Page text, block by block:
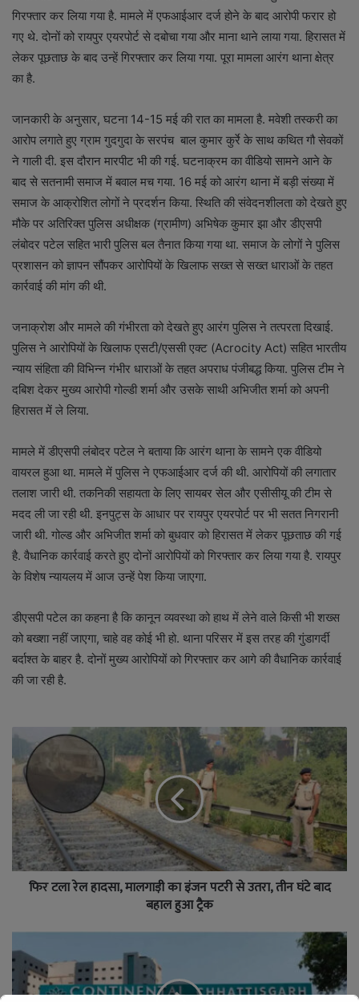
गिरफ्तार कर लिया गया है. मामले में एफआईआर दर्ज होने के बाद आरोपी फरार हो
गए थे. दोनों को रायपुर एयरपोर्ट से दबोचा गया और माना थाने लाया गया. हिरासत में
लेकर पूछताछ के बाद उन्हें गिरफ्तार कर लिया गया. पूरा मामला आरंग थाना क्षेत्र
का है.
जानकारी के अनुसार, घटना 14-15 मई की रात का मामला है. मवेशी तस्करी का
आरोप लगाते हुए ग्राम गुदगुदा के सरपंच बाल कुमार कुर्रे के साथ कथित गौ सेवकों
ने गाली दी. इस दौरान मारपीट भी की गई. घटनाक्रम का वीडियो सामने आने के
बाद से सतनामी समाज में बवाल मच गया. 16 मई को आरंग थाना में बड़ी संख्या में
समाज के आक्रोशित लोगों ने प्रदर्शन किया. स्थिति की संवेदनशीलता को देखते हुए
मौके पर अतिरिक्त पुलिस अधीक्षक (ग्रामीण) अभिषेक कुमार झा और डीएसपी
लंबोदर पटेल सहित भारी पुलिस बल तैनात किया गया था. समाज के लोगों ने पुलिस
प्रशासन को ज्ञापन सौंपकर आरोपियों के खिलाफ सख्त से सख्त धाराओं के तहत
कार्रवाई की मांग की थी.
जनाक्रोश और मामले की गंभीरता को देखते हुए आरंग पुलिस ने तत्परता दिखाई.
पुलिस ने आरोपियों के खिलाफ एसटी/एससी एक्ट (Acrocity Act) सहित भारतीय
न्याय संहिता की विभिन्न गंभीर धाराओं के तहत अपराध पंजीबद्ध किया. पुलिस टीम ने
दबिश देकर मुख्य आरोपी गोल्डी शर्मा और उसके साथी अभिजीत शर्मा को अपनी
हिरासत में ले लिया.
मामले में डीएसपी लंबोदर पटेल ने बताया कि आरंग थाना के सामने एक वीडियो
वायरल हुआ था. मामले में पुलिस ने एफआईआर दर्ज की थी. आरोपियों की लगातार
तलाश जारी थी. तकनिकी सहायता के लिए सायबर सेल और एसीसीयू की टीम से
मदद ली जा रही थी. इनपुट्स के आधार पर रायपुर एयरपोर्ट पर भी सतत निगरानी
जारी थी. गोल्ड और अभिजीत शर्मा को बुधवार को हिरासत में लेकर पूछताछ की गई
है. वैधानिक कार्रवाई करते हुए दोनों आरोपियों को गिरफ्तार कर लिया गया है. रायपुर
के विशेष न्यायलय में आज उन्हें पेश किया जाएगा.
डीएसपी पटेल का कहना है कि कानून व्यवस्था को हाथ में लेने वाले किसी भी शख्स
को बख्शा नहीं जाएगा, चाहे वह कोई भी हो. थाना परिसर में इस तरह की गुंडागर्दी
बर्दाश्त के बाहर है. दोनों मुख्य आरोपियों को गिरफ्तार कर आगे की वैधानिक कार्रवाई
की जा रही है.
फिर टला रेल हादसा, मालगाड़ी का इंजन पटरी से उतरा, तीन घंटे बाद
बहाल हुआ ट्रैक